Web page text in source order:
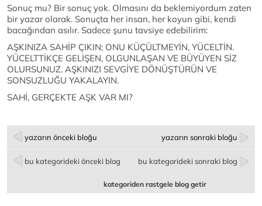
Sonuç mu? Bir sonuç yok. Olmasını da beklemiyordum zaten
bir yazar olarak. Sonuçta her insan, her koyun gibi, kendi
bacağından asılır. Sadece şunu tavsiye edebilirim:
AŞKINIZA SAHİP ÇIKIN; ONU KÜÇÜLTMEYİN, YÜCELTİN.
YÜCELTTİKÇE GELİŞEN, OLGUNLAŞAN VE BÜYÜYEN SİZ
OLURSUNUZ. AŞKINIZI SEVGİYE DÖNÜŞTÜRÜN VE
SONSUZLUĞU YAKALAYIN.
SAHİ, GERÇEKTE AŞK VAR MI?
yazarın önceki bloğu yazarın sonraki bloğu
bu kategorideki önceki blog bu kategorideki sonraki blog
kategoriden rastgele blog getir